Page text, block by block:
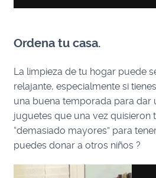
Ordena tu casa.
La limpieza de tu hogar puede
relajante, especialmente si
una buena temporada para dar
juguetes que una vez quisieron
“demasiado mayores” para
puedes donar a otros niños ?